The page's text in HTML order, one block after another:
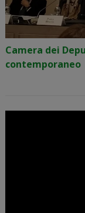
Camera dei
contemporaneo